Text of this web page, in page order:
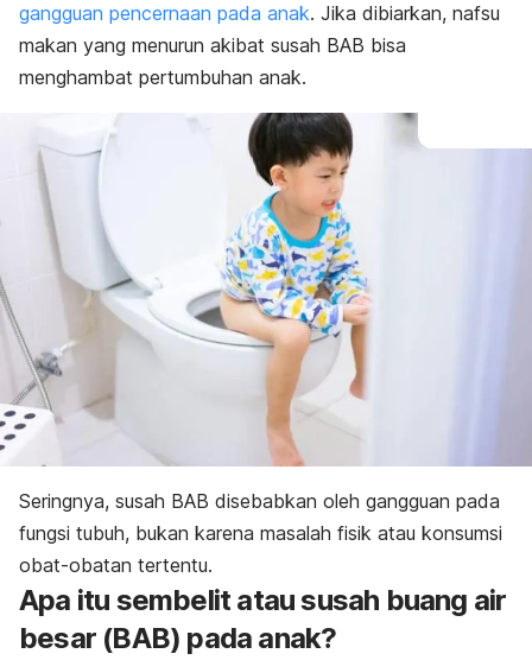
Cara mengatasi
Kapan ke dokter?
gangguan pencernaan pada anak. Jika dibiarkan, nafsu
makan yang menurun akibat susah BAB bisa
menghambat pertumbuhan anak.
Seringnya, susah BAB disebabkan oleh gangguan pada
fungsi tubuh, bukan karena masalah fisik atau konsumsi
obat-obatan tertentu.
Apa itu sembelit atau susah buang air
besar (BAB) pada anak?